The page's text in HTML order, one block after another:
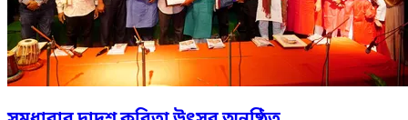
কবি সোলায়মান আহসানের জন্মদিন পালিত